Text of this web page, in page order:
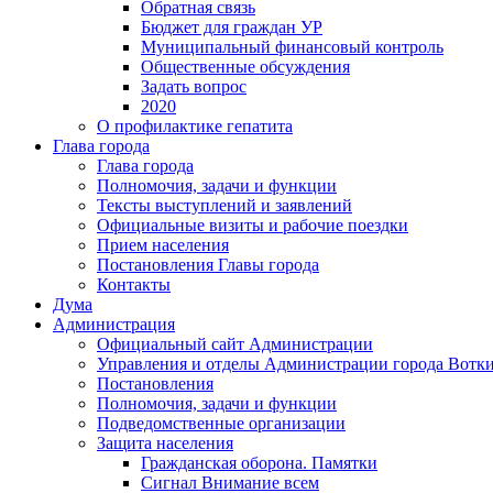
Обратная связь
Бюджет для граждан УР
Муниципальный финансовый контроль
Общественные обсуждения
Задать вопрос
2020
О профилактике гепатита
Глава города
Глава города
Полномочия, задачи и функции
Тексты выступлений и заявлений
Официальные визиты и рабочие поездки
Прием населения
Постановления Главы города
Контакты
Дума
Администрация
Официальный сайт Администрации
Управления и отделы Администрации города
Постановления
Полномочия, задачи и функции
Подведомственные организации
Защита населения
Гражданская оборона. Памятки
Сигнал Внимание всем